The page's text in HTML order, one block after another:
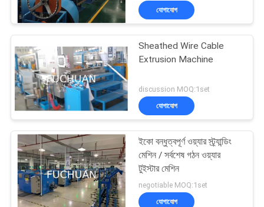
খবর
মামলা
সাইট
ম্যাপ
PRIVACY
POLICY
যোগাযোগ
Sheathed Wire Cable
Extrusion Machine
discussion MOQ:1set
যোগাযোগ
ইকো বন্ধুত্বপূর্ণ ওয়্যার স্ট্র্যান্ডিং
মেশিন / সর্বশেষ গঠন ওয়্যার
টুইস্টার মেশিন
negotiable MOQ:1set
যোগাযোগ